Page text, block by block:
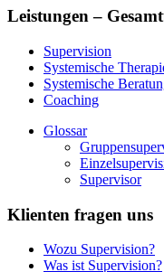
Leistungen –
Supervision
Systemische
Systemische
Coaching
Glossar
Supervisor
Klienten fragen uns
Wozu Supervision?
Was ist Supervision?